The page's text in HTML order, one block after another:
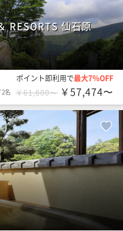
RESORTS 仙石原
ポイント即利用で最大7％OFF
2名 ￥61,800〜 ￥57,474〜